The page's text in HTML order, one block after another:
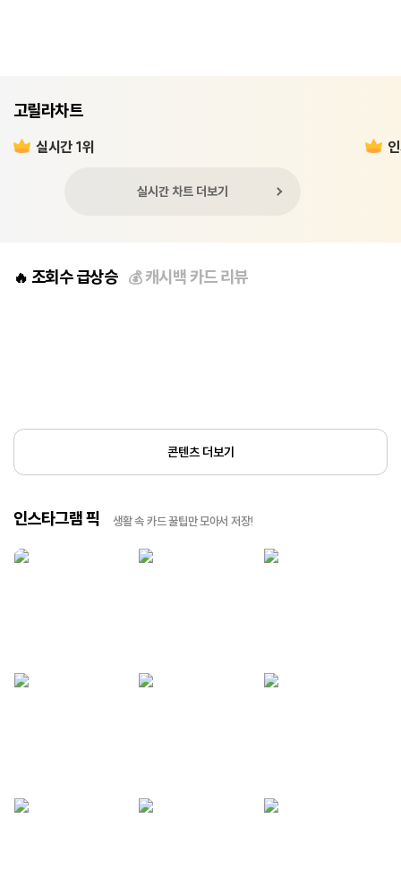
고릴라차트
실시간 1위
실시간 차트 더보기
🔥 조회수 급상승 💰캐시백 카드 리뷰
콘텐츠 더보기
인스타그램 픽 생활 속 카드 꿀팁만 모아서 저장!